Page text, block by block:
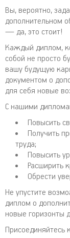
Вы, вероятно,
дополнительном
— да, это стоит!
Каждый диплом,
собой не просто
вашу будущую
документом о
для себя новые
С нашими
Повысить
Получить
труда;
Повысить
Расширить
Обрести
Не упустите
диплом о
новые горизонты
Присоединяйтесь